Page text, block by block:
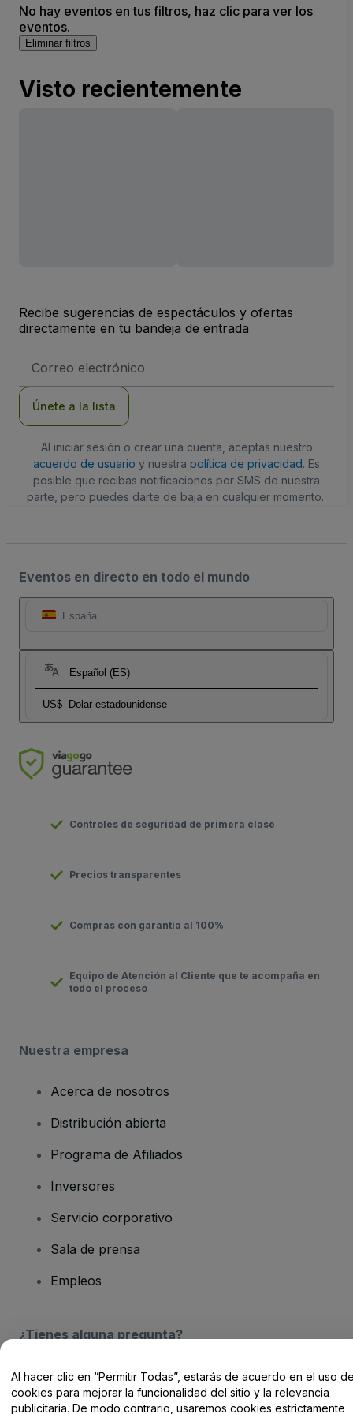
No hay eventos en tus filtros, haz clic para ver los
eventos.
Eliminar filtros
Visto recientemente
Recibe sugerencias de espectáculos y ofertas
directamente en tu bandeja de entrada
de
Únete a la lista
Al iniciar sesión o crear una cuenta, aceptas nuestro
acuerdo de usuario y nuestra política de privacidad. Es
posible que recibas notificaciones por SMS de nuestra
parte, pero puedes darte de baja en cualquier momento.
Eventos en directo en todo el mundo
España
Español (ES)
US$ Dolar estadounidense
Controles de seguridad de primera clase
Precios transparentes
Compras con garantía al 100%
Equipo de Atención al Cliente que te acompaña en
todo el proceso
Nuestra empresa
Acerca de nosotros
Distribución abierta
Programa de Afiliados
Inversores
Servicio corporativo
Sala de prensa
Empleos
¿Tienes alguna pregunta?
Centro de Ayuda / Contacto
Al hacer clic en “Permitir Todas”, estarás de acuerdo en el uso
cookies para mejorar la funcionalidad del sitio y la relevancia
publicitaria. De modo contrario, usaremos cookies estrictamente